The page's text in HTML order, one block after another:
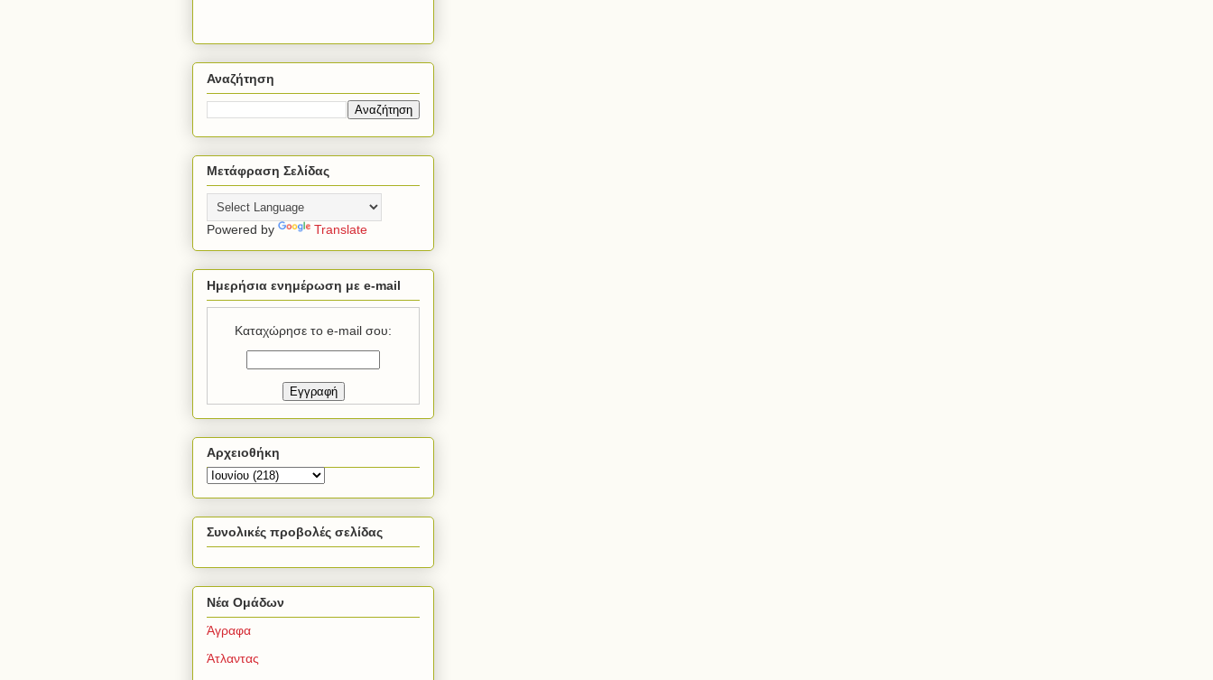
Αναζήτηση
Μετάφραση Σελίδας
Powered by Translate
Ημερήσια ενημέρωση με e-mail
Καταχώρησε το e-mail σου:
Αρχειοθήκη
Συνολικές προβολές σελίδας
Νέα Ομάδων
Άγραφα
Άτλαντας